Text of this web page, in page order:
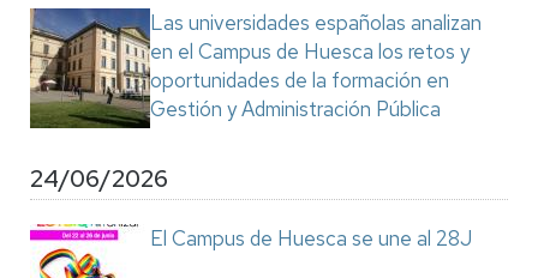
Las universidades españolas analizan
en el Campus de Huesca los retos y
oportunidades de la formación en
Gestión y Administración Pública
24/06/2026
El Campus de Huesca se une al 28J